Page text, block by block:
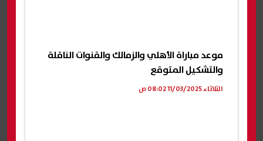
موعد مباراة الأهلي والزمالك والقنوات الناقلة
والتشكيل المتوقع
الثلاثاء 11/03/2025 08:02 ص